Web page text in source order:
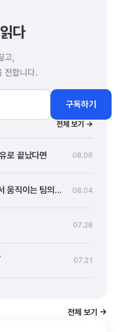
다
고,
전합니다.
구독하기
전체 보기 →
로 끝났다면 08.06
시키지 않아도 알아서 움직이는 팀의 비밀 08.04
07.28
07.21
전체 보기 →